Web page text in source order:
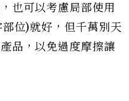
也可以考慮局部使用
位)就好，但千萬別天
品，以免過度摩擦讓